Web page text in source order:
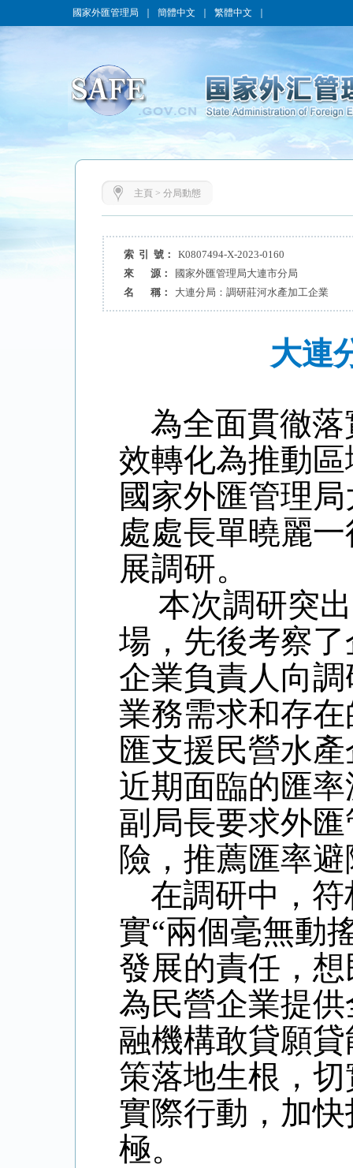
國家外匯管理局 簡體中文 繁體中文
主頁 > 分局動態
索 引 號：
K0807494-X-2023-0160
來 源：
國家外匯管理局大連市分局
名 稱：
大連分局：調研莊河水產加工企業
大連
為全面貫徹
效轉化為推動
國家外匯管理
處處長單曉麗一
展調研。
本次調研突
場，先後考察
企業負責人向
業務需求和存
匯支援民營水
近期面臨的匯
副局長要求外
險，推薦匯率
在調研中，
實“兩個毫無動
發展的責任，
為民營企業提
融機構敢貸願
策落地生根，
實際行動，加
極。